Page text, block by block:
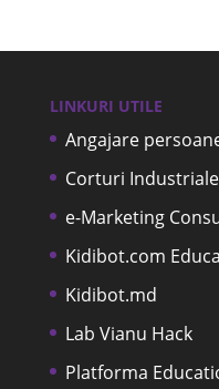
LINKURI UTILE
Angajare
Corturi Industriale
e-Marketing
Kidibot.com
Kidibot.md
Lab Vianu Hack
Platforma